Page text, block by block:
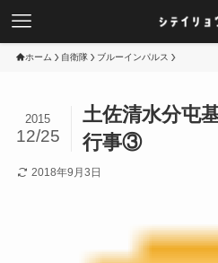
ホーム 自衛隊 ブルーインパルス
土佐清水分屯
行事③
2015
12/25
2018年9月3日